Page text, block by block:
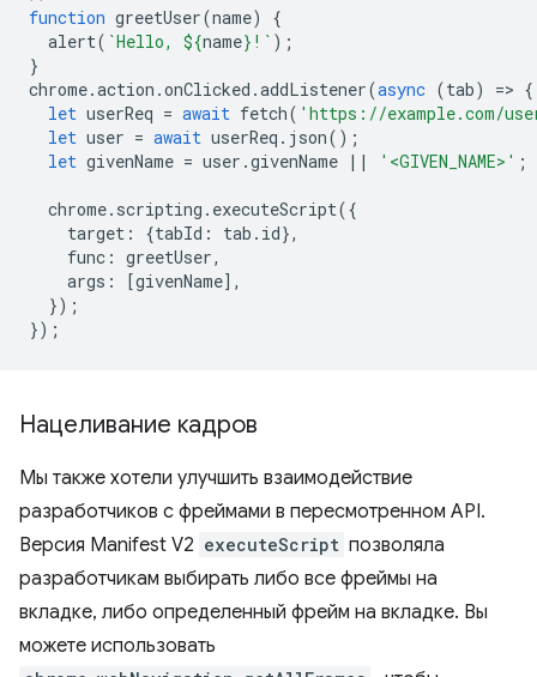
function greetUser(name)
{
alert( `Hello, ${name} !` );
}
chrome.action .onClicked .addListener(async (tab) => {
let userReq = await fetch( 'https://example.com/
let user = await userReq . json();
let givenName = user .givenName || '<GIVEN_NAME>' ;
chrome. scripting . executeScript({
target : {tabId : tab . id},
func : greetUser,
args : [givenName],
});
});
Нацеливание кадров
Мы также хотели улучшить взаимодействие
разработчиков с фреймами в пересмотренном API.
Версия Manifest V2 executeScript позволяла
разработчикам выбирать либо все фреймы на
вкладке, либо определенный фрейм на вкладке. Вы
можете использовать